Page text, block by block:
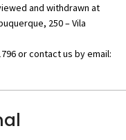
and withdrawn at
250 – Vila
or contact us by email: